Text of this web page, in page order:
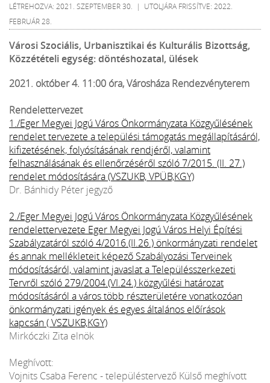
LÉTREHOZVA: 2021. SZEPTEMBER 30. | UTOLJÁRA FRISSÍTVE: 2022.
FEBRUÁR 28.
Városi Szociális, Urbanisztikai és Kulturális Bizottság,
Közzétételi egység: döntéshozatal, ülések
2021. október 4. 11:00 óra, Városháza Rendezvényterem
Rendelettervezet
1./Eger Megyei Jogú Város Önkormányzata Közgyűlésének
rendelet tervezete a települési támogatás megállapításáról,
kifizetésének, folyósításának rendjéről, valamint
felhasználásának és ellenőrzéséről szóló 7/2015. (II. 27.)
rendelet módosítására (VSZUKB, VPÜB,KGY)
Dr. Bánhidy Péter jegyző
2./Eger Megyei Jogú Város Önkormányzata Közgyűlésének
rendelettervezete Eger Megyei Jogú Város Helyi Építési
Szabályzatáról szóló 4/2016.(II.26.) önkormányzati rendelet
és annak mellékleteit képező Szabályozási Terveinek
módosításáról, valamint javaslat a Településszerkezeti
Tervről szóló 279/2004.(VI.24.) közgyűlési határozat
módosításáról a város több részterületére vonatkozóan
önkormányzati igények és egyes általános előírások
kapcsán ( VSZUKB,KGY)
Mirkóczki Zita elnök
Meghívott:
Vojnits Csaba Ferenc - településtervező Külső meghívott